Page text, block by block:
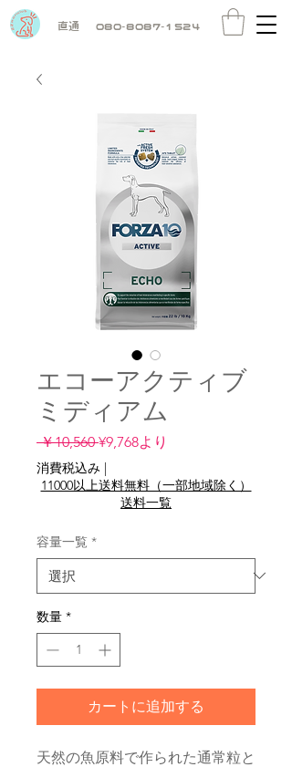
直通 080-8087-1524
エコーアクティブ
ミディアム
￥10,560 通
常
価
¥9,768より
ル
価
消費税込み |
11000以上送料無料（一部地域除く）
送料一覧
容量一覧 *
数量 *
カートに追加する
天然の魚原料で作られた通常粒と